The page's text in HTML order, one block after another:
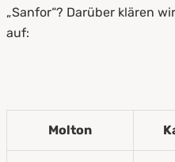
„Sanfor“? Darüber klären
auf:
Molton